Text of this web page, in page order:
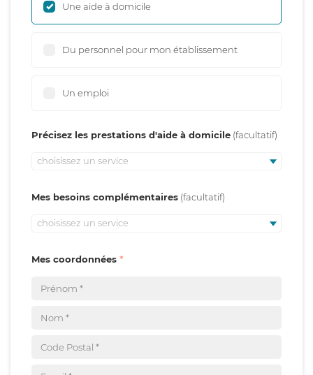
Une aide à domicile
Du personnel pour mon établissement
Un emploi
Précisez les prestations d'aide à domicile
choisissez un service
Mes besoins complémentaires
choisissez un service
Mes coordonnées